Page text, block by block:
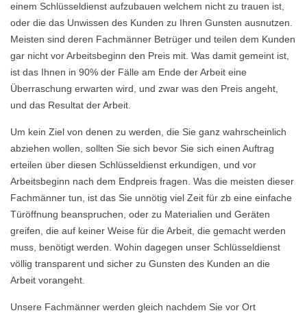
einem Schlüsseldienst aufzubauen welchem nicht zu trauen ist,
oder die das Unwissen des Kunden zu Ihren Gunsten ausnutzen.
Meisten sind deren Fachmänner Betrüger und teilen dem Kunden
gar nicht vor Arbeitsbeginn den Preis mit. Was damit gemeint ist,
ist das Ihnen in 90% der Fälle am Ende der Arbeit eine
Überraschung erwarten wird, und zwar was den Preis angeht,
und das Resultat der Arbeit.
Um kein Ziel von denen zu werden, die Sie ganz wahrscheinlich
abziehen wollen, sollten Sie sich bevor Sie sich einen Auftrag
erteilen über diesen Schlüsseldienst erkundigen, und vor
Arbeitsbeginn nach dem Endpreis fragen. Was die meisten dieser
Fachmänner tun, ist das Sie unnötig viel Zeit für zb eine einfache
Türöffnung beanspruchen, oder zu Materialien und Geräten
greifen, die auf keiner Weise für die Arbeit, die gemacht werden
muss, benötigt werden. Wohin dagegen unser Schlüsseldienst
völlig transparent und sicher zu Gunsten des Kunden an die
Arbeit vorangeht.
Unsere Fachmänner werden gleich nachdem Sie vor Ort